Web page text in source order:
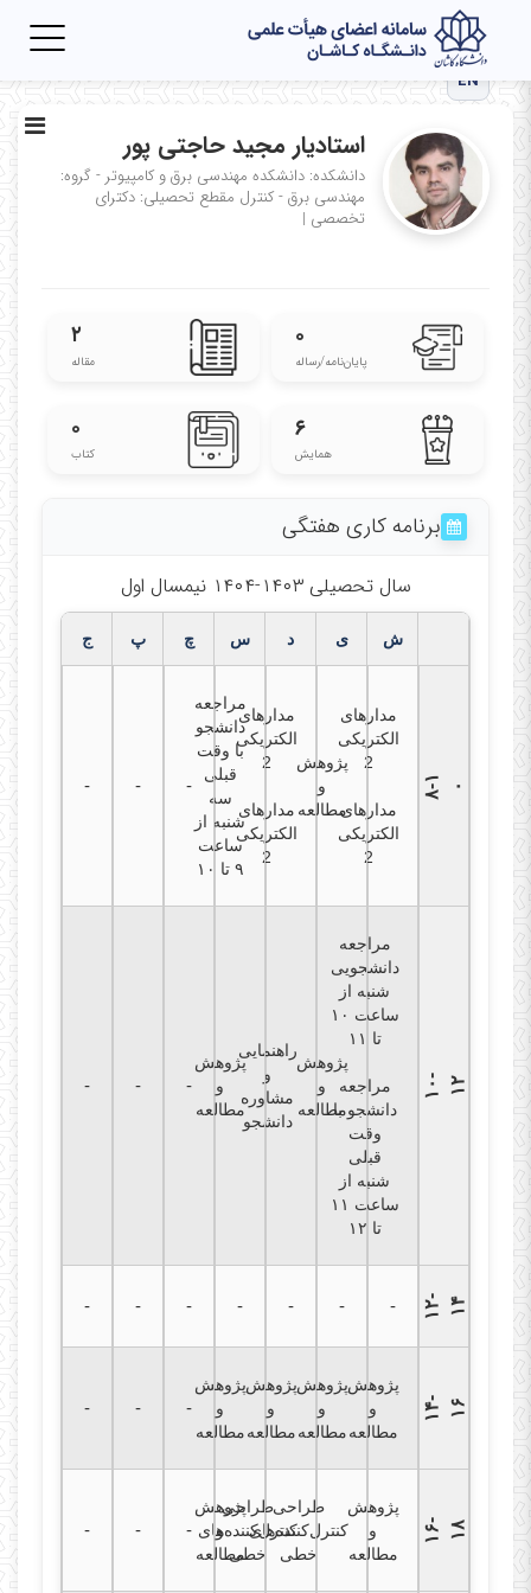
EN
استادیار مجید حاجتی پور
دانشکده: دانشکده مهندسی برق و کامپیوتر - گروه:
مهندسی برق - کنترل مقطع تحصیلی: دکترای
تخصصی |
۰
پایان‌نامه‌/رساله
۲
مقاله
۶
همایش
۰
کتاب
برنامه کاری هفتگی
سال تحصیلی ۱۴۰۳-۱۴۰۴ نیمسال اول
ش ی د س چ پ ج
۸ - ۱ ۰
مدارهای
الکتریکی
2
مدارهای
الکتریکی
2
پژوهش
و
مطالعه
مدارهای
الکتریکی
2
مدارهای
الکتریکی
2
مراجعه
دانشجو
با وقت
قبلی
سه
شنبه از
ساعت
۹ تا ۱۰
-
-
-
۱۰-۱ ۲
مراجعه
دانشجویی
شنبه از
ساعت ۱۰
تا ۱۱
مراجعه
دانشجو با
وقت
قبلی
شنبه از
ساعت ۱۱
تا ۱۲
پژوهش
و
مطالعه
راهنمایی
و
مشاوره
دانشجو
پژوهش
و
مطالعه
-
-
-
۱
۲
-
۱ ۴ -
-
-
-
-
-
-
۱
۴
-
۱ ۶
پژوهش
و
مطالعه
پژوهش
و
مطالعه
پژوهش
و
مطالعه
پژوهش
و
مطالعه
-
-
-
۱
۶
-
۱ ۸
پژوهش
و
مطالعه
طراحی
کنترل‌کننده‌های
خطی
طراحی
کنترل‌کننده‌های
خطی
پژوهش
و
مطالعه
-
-
-